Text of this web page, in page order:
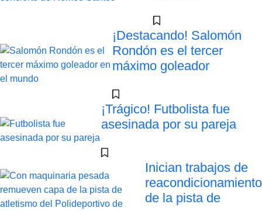
¡Destacando! Salomón
Rondón es el tercer
máximo goleador
¡Trágico! Futbolista fue
asesinada por su pareja
Inician trabajos de
reacondicionamiento
de la pista de